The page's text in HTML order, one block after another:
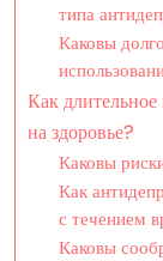
типа
Каковы
Как длительное
на здоровье?
Каковы
Как
с течением
Каковы